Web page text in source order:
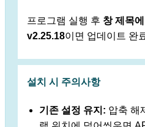
프로그램 실행 후 창 제목
v2.25.18이면 업데이트 완
설치 시 주의사항
기존 설정 유지: 압축 해